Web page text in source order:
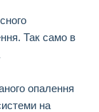
Так само в
опалення
на